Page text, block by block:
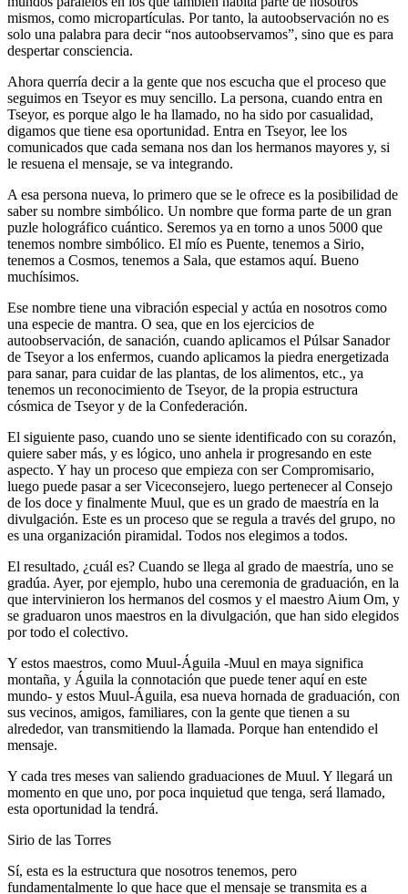
mismos, como micropartículas. Por tanto, la autoobservación no es
solo una palabra para decir “nos autoobservamos”, sino que es para
despertar consciencia.
Ahora querría decir a la gente que nos escucha que el proceso que
seguimos en Tseyor es muy sencillo. La persona, cuando entra en
Tseyor, es porque algo le ha llamado, no ha sido por casualidad,
digamos que tiene esa oportunidad. Entra en Tseyor, lee los
comunicados que cada semana nos dan los hermanos mayores y, si
le resuena el mensaje, se va integrando.
A esa persona nueva, lo primero que se le ofrece es la posibilidad de
saber su nombre simbólico. Un nombre que forma parte de un gran
puzle holográfico cuántico. Seremos ya en torno a unos 5000 que
tenemos nombre simbólico. El mío es Puente, tenemos a Sirio,
tenemos a Cosmos, tenemos a Sala, que estamos aquí. Bueno
muchísimos.
Ese nombre tiene una vibración especial y actúa en nosotros como
una especie de mantra. O sea, que en los ejercicios de
autoobservación, de sanación, cuando aplicamos el Púlsar Sanador
de Tseyor a los enfermos, cuando aplicamos la piedra energetizada
para sanar, para cuidar de las plantas, de los alimentos, etc., ya
tenemos un reconocimiento de Tseyor, de la propia estructura
cósmica de Tseyor y de la Confederación.
El siguiente paso, cuando uno se siente identificado con su corazón,
quiere saber más, y es lógico, uno anhela ir progresando en este
aspecto. Y hay un proceso que empieza con ser Compromisario,
luego puede pasar a ser Viceconsejero, luego pertenecer al Consejo
de los doce y finalmente Muul, que es un grado de maestría en la
divulgación. Este es un proceso que se regula a través del grupo, no
es una organización piramidal. Todos nos elegimos a todos.
El resultado, ¿cuál es? Cuando se llega al grado de maestría, uno se
gradúa. Ayer, por ejemplo, hubo una ceremonia de graduación, en la
que intervinieron los hermanos del cosmos y el maestro Aium Om, y
se graduaron unos maestros en la divulgación, que han sido elegidos
por todo el colectivo.
Y estos maestros, como Muul-Águila -Muul en maya significa
montaña, y Águila la connotación que puede tener aquí en este
mundo- y estos Muul-Águila, esa nueva hornada de graduación, con
sus vecinos, amigos, familiares, con la gente que tienen a su
alrededor, van transmitiendo la llamada. Porque han entendido el
mensaje.
Y cada tres meses van saliendo graduaciones de Muul. Y llegará un
momento en que uno, por poca inquietud que tenga, será llamado,
esta oportunidad la tendrá.
Sirio de las Torres
Sí, esta es la estructura que nosotros tenemos, pero
fundamentalmente lo que hace que el mensaje se transmita es a